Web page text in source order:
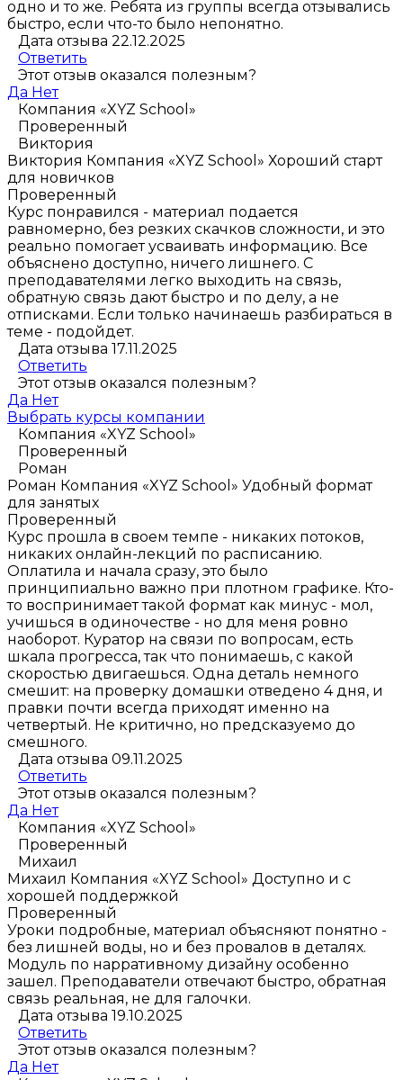
одно и то же. Ребята из группы всегда отзывались
быстро, если что-то было непонятно.
Дата отзыва 22.12.2025
Ответить
Этот отзыв оказался полезным?
Да Нет
Компания «XYZ School»
Проверенный
Виктория
Виктория Компания «XYZ School» Хороший старт
для новичков
Проверенный
Курс понравился - материал подается
равномерно, без резких скачков сложности, и это
реально помогает усваивать информацию. Все
объяснено доступно, ничего лишнего. С
преподавателями легко выходить на связь,
обратную связь дают быстро и по делу, а не
отписками. Если только начинаешь разбираться в
теме - подойдет.
Дата отзыва 17.11.2025
Ответить
Этот отзыв оказался полезным?
Да Нет
Выбрать курсы компании
Компания «XYZ School»
Проверенный
Роман
Роман Компания «XYZ School» Удобный формат
для занятых
Проверенный
Курс прошла в своем темпе - никаких потоков,
никаких онлайн-лекций по расписанию.
Оплатила и начала сразу, это было
принципиально важно при плотном графике. Кто-
то воспринимает такой формат как минус - мол,
учишься в одиночестве - но для меня ровно
наоборот. Куратор на связи по вопросам, есть
шкала прогресса, так что понимаешь, с какой
скоростью двигаешься. Одна деталь немного
смешит: на проверку домашки отведено 4 дня, и
правки почти всегда приходят именно на
четвертый. Не критично, но предсказуемо до
смешного.
Дата отзыва 09.11.2025
Ответить
Этот отзыв оказался полезным?
Да Нет
Компания «XYZ School»
Проверенный
Михаил
Михаил Компания «XYZ School» Доступно и с
хорошей поддержкой
Проверенный
Уроки подробные, материал объясняют понятно -
без лишней воды, но и без провалов в деталях.
Модуль по нарративному дизайну особенно
зашел. Преподаватели отвечают быстро, обратная
связь реальная, не для галочки.
Дата отзыва 19.10.2025
Ответить
Этот отзыв оказался полезным?
Да Нет